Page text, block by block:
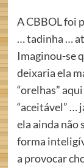
A CBBOL foi
… tadinha …
Imaginou-se
deixaria ela
“orelhas”
“aceitável” …
ela ainda não
forma
a provocar